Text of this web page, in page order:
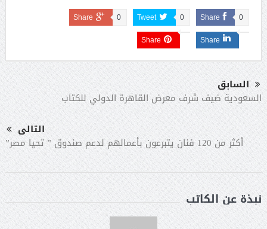
Share 0
Tweet 0
Share 0
Share
Share
السابق
السعودية ضيف شرف معرض القاهرة الدولي للكتاب
التالى
أكثر من 120 فنان يتبرعون بأعمالهم لدعم صندوق ” تحيا مصر”
نبذة عن الكاتب